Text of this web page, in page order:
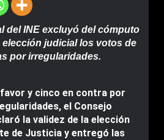
del INE excluyó del cómputo
elección judicial los votos de
por irregularidades.
favor y cinco en contra por
el Consejo
la validez de la elección
de Justicia y entregó las